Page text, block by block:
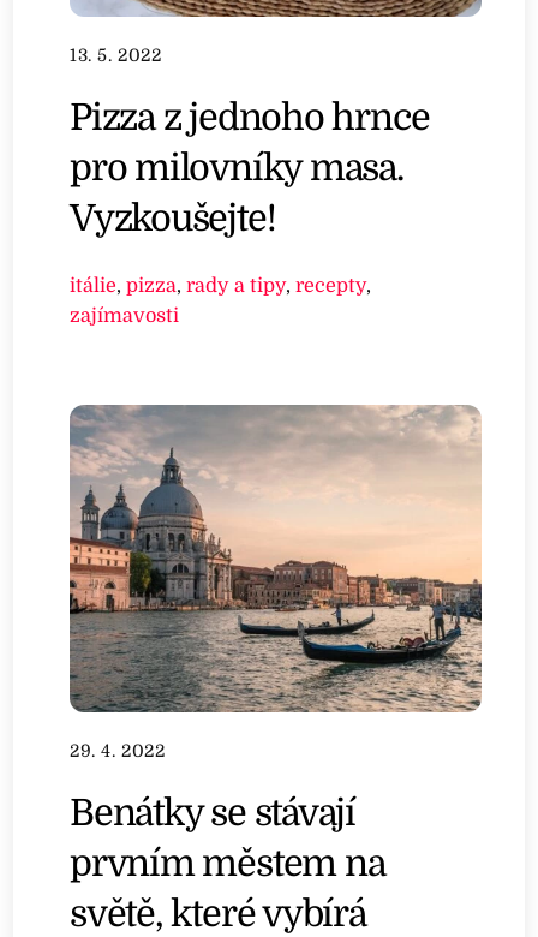
13. 5. 2022
Pizza z jednoho hrnce
pro milovníky masa.
Vyzkoušejte!
itálie,pizza,rady a tipy,recepty,
zajímavosti
29. 4. 2022
Benátky se stávají
prvním městem na
světě, které vybírá